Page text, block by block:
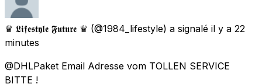
♛ 𝕷𝖎𝖋𝖊𝖘𝖙𝖞𝖑𝖊 𝕱𝖚𝖙𝖚𝖗𝖊 ♛ (@1984_lifestyle) a signalé il y a 22
minutes
@DHLPaket Email Adresse vom TOLLEN SERVICE
BITTE !